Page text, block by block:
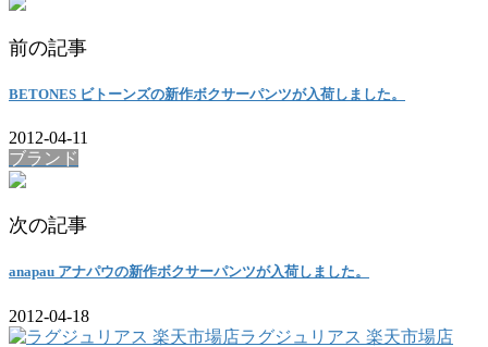
前の記事
BETONES ビトーンズの新作ボクサーパンツが入荷しました。
2012-04-11
ブランド
次の記事
anapau アナパウの新作ボクサーパンツが入荷しました。
2012-04-18
ラグジュリアス 楽天市場店